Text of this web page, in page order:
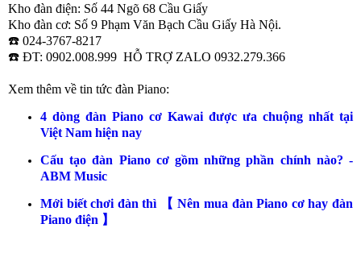
Kho đàn điện: Số 44 Ngõ 68 Cầu Giấy
Kho đàn cơ: Số 9 Phạm Văn Bạch Cầu Giấy Hà Nội.
☎️ 024-3767-8217
☎️ ĐT: 0902.008.999 HỖ TRỢ ZALO 0932.279.366
Xem thêm về tin tức đàn Piano:
4 dòng đàn Piano cơ Kawai được ưa chuộng nhất tại
Việt Nam hiện nay
Cấu tạo đàn Piano cơ gồm những phần chính nào? -
ABM Music​
Mới biết chơi đàn thì 【 Nên mua đàn Piano cơ hay đàn
Piano điện 】​